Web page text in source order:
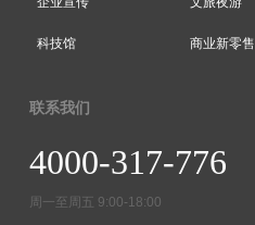
科技馆 商业新零售
联系我们
4000-317-776
周一至周五 9:00-18:00